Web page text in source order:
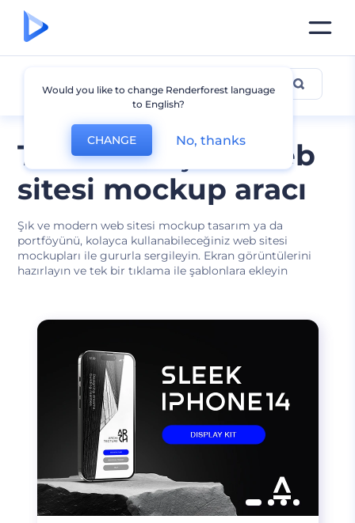
Ticari ve kişisel web
sitesi mockup aracı
Şık ve modern web sitesi mockup tasarım ya da
portföyünü, kolayca kullanabileceğiniz web sitesi
mockupları ile gururla sergileyin. Ekran görüntülerini
hazırlayın ve tek bir tıklama ile şablonlara ekleyin
Web Sitesi Mockup
Would you like to change Renderforest language
to English?
CHANGE No, thanks